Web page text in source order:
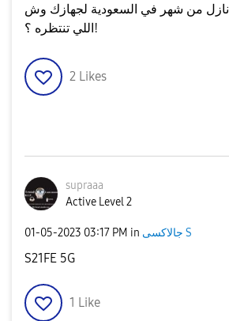
تحديث أندرويد 13 نازل من شهر في السعودية لجهازك وش
اللي تنتظره ؟!
2 Likes
supraaa
Active Level 2
‎01-05-2023 03:17 PM in جالاكسى S
S21FE 5G
1 Like